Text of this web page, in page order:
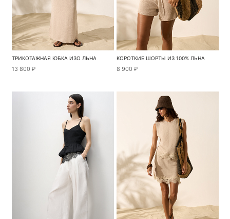
ТРИКОТАЖНАЯ ЮБКА ИЗО ЛЬНА
13 800 ₽
КОРОТКИЕ ШОРТЫ ИЗ 100% ЛЬНА
8 900 ₽